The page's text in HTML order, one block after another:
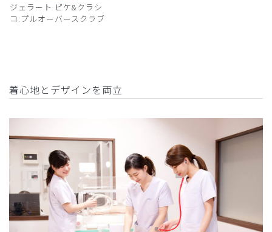
ジェラート ピケ&クラシ
コ:プルオーバースクラブ
着心地とデザインを両立